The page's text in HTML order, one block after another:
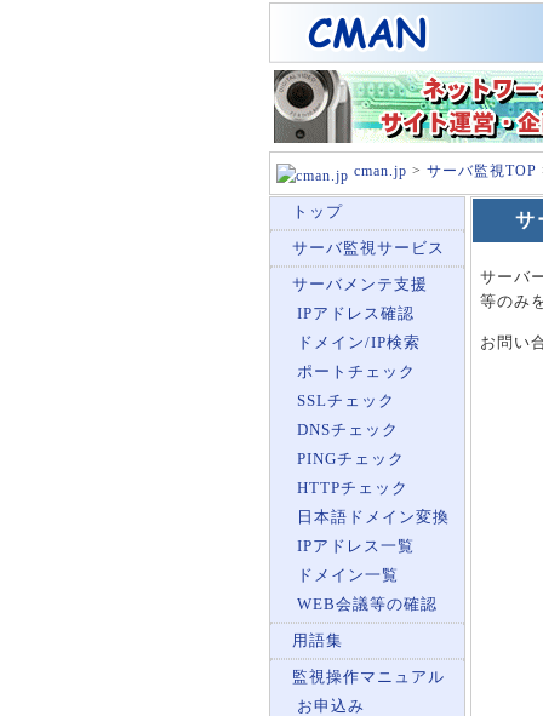
cman.jp > サーバ監視TOP
トップ
サーバ監視サービス
サーバメンテ支援
IPアドレス確認
ドメイン/IP検索
ポートチェック
SSLチェック
DNSチェック
PINGチェック
HTTPチェック
日本語ドメイン変換
IPアドレス一覧
ドメイン一覧
WEB会議等の確認
用語集
監視操作マニュアル
お申込み
サ
サーバ
等のみ
お問い